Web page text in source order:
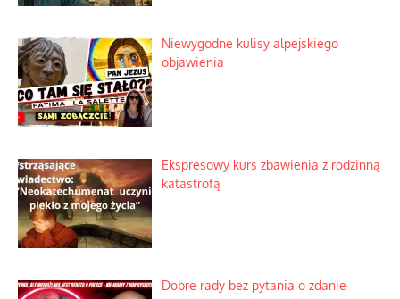
Niewygodne kulisy alpejskiego
objawienia
Ekspresowy kurs zbawienia z rodzinną
katastrofą
Dobre rady bez pytania o zdanie